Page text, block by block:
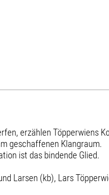
erzählen Töpperwiens
geschaffenen Klangraum.
ist das bindende Glied.
Larsen (kb), Lars